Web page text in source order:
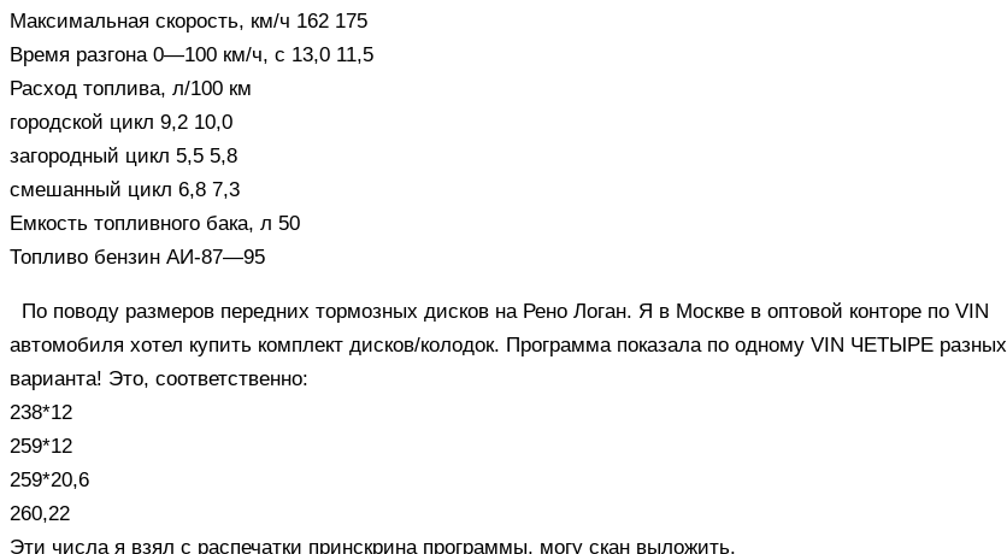
Максимальная скорость, км/ч 162 175
Время разгона 0—100 км/ч, с 13,0 11,5
Расход топлива, л/100 км
городской цикл 9,2 10,0
загородный цикл 5,5 5,8
смешанный цикл 6,8 7,3
Емкость топливного бака, л 50
Топливо бензин АИ-87—95
По поводу размеров передних тормозных дисков на Рено Логан. Я в Москве в оптовой конторе по VIN
автомобиля хотел купить комплект дисков/колодок. Программа показала по одному VIN ЧЕТЫРЕ разных
варианта! Это, соответственно:
238*12
259*12
259*20,6
260,22
Эти числа я взял с распечатки принскрина программы, могу скан выложить.